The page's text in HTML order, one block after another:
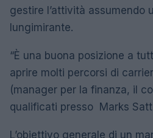
gestire l’attività assumendo
lungimirante.
“È una buona posizione a
aprire molti percorsi di
(manager per la finanza, il
qualificati presso Marks
L’obiettivo generale di un